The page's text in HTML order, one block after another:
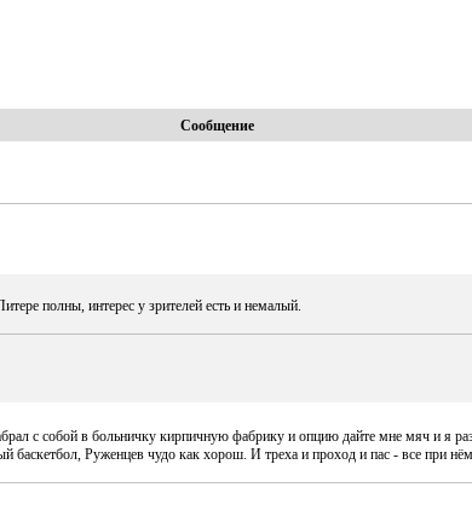
Сообщение
полны, интерес у зрителей есть и немалый.
с собой в больничку кирпичную фабрику и опцию дайте мне мяч и я
Руженцев чудо как хорош. И треха и проход и пас - все при нём.